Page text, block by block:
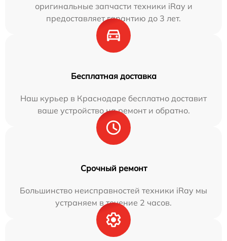
оригинальные запчасти техники iRay и
предоставляет гарантию до 3 лет.
Бесплатная доставка
Наш курьер в Краснодаре бесплатно доставит
ваше устройство на ремонт и обратно.
Срочный ремонт
Большинство неисправностей техники iRay мы
устраняем в течение 2 часов.